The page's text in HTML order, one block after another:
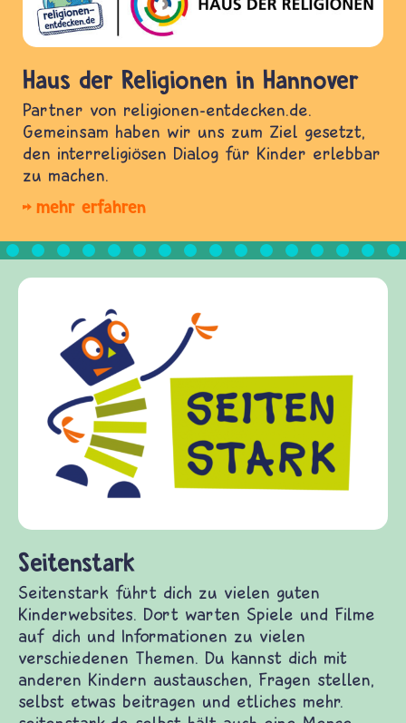
Haus der Religionen in Hannover
Partner von religionen-entdecken.de.
Gemeinsam haben wir uns zum Ziel gesetzt,
den interreligiösen Dialog für Kinder erlebbar
zu machen.
mehr erfahren
Frieden Fragen
frieden-fragen.de ist ein Internet-Angebot für
Kinder, Eltern und ErzieherInnen das zu
Fragen von Krieg und Frieden, Streit und
Gewalt informiert und einen Austausch zu
diesem Themenbereich ermöglicht. frieden-
fragen.de bietet Antworten auf wichtige
und Frieden, Streit und Gewalt.